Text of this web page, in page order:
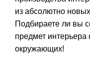
из абсолютно
Подбираете ли вы
предмет интерьера
окружающих!